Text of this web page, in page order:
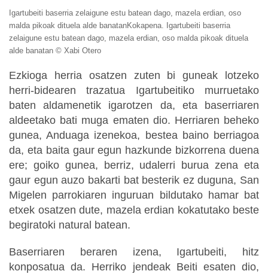
Igartubeiti baserria zelaigune estu batean dago, mazela erdian, oso
malda pikoak dituela alde banatanKokapena. Igartubeiti baserria
zelaigune estu batean dago, mazela erdian, oso malda pikoak dituela
alde banatan © Xabi Otero
Ezkioga herria osatzen zuten bi guneak lotzeko
herri-bidearen trazatua Igartubeitiko murruetako
baten aldamenetik igarotzen da, eta baserriaren
aldeetako bati muga ematen dio. Herriaren beheko
gunea, Anduaga izenekoa, bestea baino berriagoa
da, eta baita gaur egun hazkunde bizkorrena duena
ere; goiko gunea, berriz, udalerri burua zena eta
gaur egun auzo bakarti bat besterik ez duguna, San
Migelen parrokiaren inguruan bildutako hamar bat
etxek osatzen dute, mazela erdian kokatutako beste
begiratoki natural batean.
Baserriaren beraren izena, Igartubeiti, hitz
konposatua da. Herriko jendeak Beiti esaten dio,